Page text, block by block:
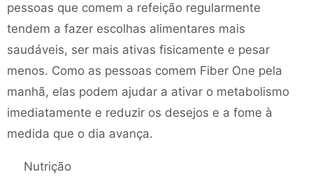
pessoas que comem a refeição regularmente
tendem a fazer escolhas alimentares mais
saudáveis, ser mais ativas fisicamente e pesar
menos. Como as pessoas comem Fiber One pela
manhã, elas podem ajudar a ativar o metabolismo
imediatamente e reduzir os desejos e a fome à
medida que o dia avança.
Nutrição